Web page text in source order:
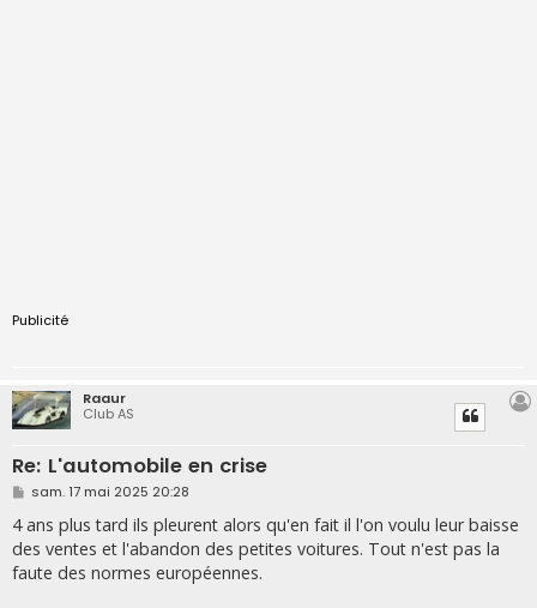
Publicité
Raaur
Club AS
Re: L'automobile en crise
M
s
s
a
g
e
sam. 17 mai 2025 20:28
4 ans plus tard ils pleurent alors qu'en fait il l'on voulu leur baisse
des ventes et l'abandon des petites voitures. Tout n'est pas la
faute des normes européennes.